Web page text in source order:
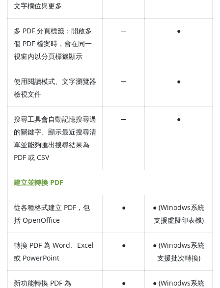
文字欄位與更多
多 PDF 分頁標籤：開啟多
個 PDF 檔案時，會在同一
視窗內以分頁標籤顯示
─ ●
使用閱讀模式、文字瀏覽器
檢視文件
─ ●
搜尋工具會自動記憶搜尋過
的關鍵字、顯示最近搜尋清
單並能夠匯出搜尋結果為
PDF 或 CSV
─ ●
建立並轉換 PDF
從各種格式建立 PDF，包
括 OpenOffice
●
● (Winodws系統
支援虛擬印表機)
轉換 PDF 為 Word、Excel
或 PowerPoint
●
● (Winodws系統
支援批次轉換)
新功能轉換 PDF 為
●
● (Winodws系統